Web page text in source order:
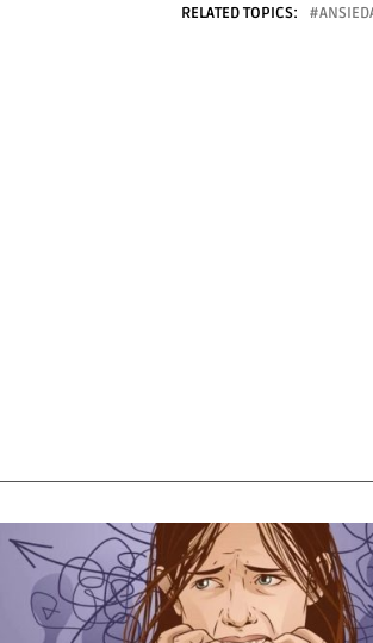
RELATED TOPICS: